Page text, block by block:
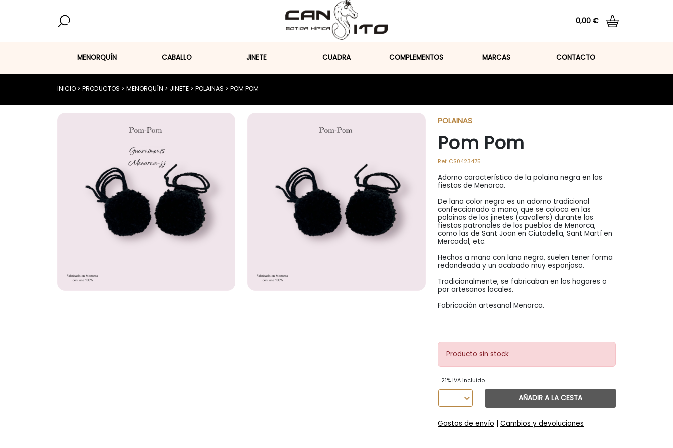
0,00 €
VER CESTA
MENORQUÍN CABALLO JINETE CUADRA COMPLEMENTOS MARCAS CONTACTO
INICIO > PRODUCTOS > MENORQUÍN > JINETE > POLAINAS > POM POM
POLAINAS
Pom Pom
Ref: CS0423475
Adorno característico de la polaina negra en las
fiestas de Menorca.
De lana color negro es un adorno tradicional
confeccionado a mano, que se coloca en las
polainas de los jinetes (cavallers) durante las
fiestas patronales de los pueblos de Menorca,
como las de Sant Joan en Ciutadella, Sant Martí en
Mercadal, etc.
Hechos a mano con lana negra, suelen tener forma
redondeada y un acabado muy esponjoso.
Tradicionalmente, se fabricaban en los hogares o
por artesanos locales.
Fabricación artesanal Menorca.
Producto sin stock
21% IVA incluido
AÑADIR A LA CESTA
Gastos de envío | Cambios y devoluciones